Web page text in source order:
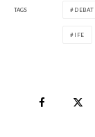
TAGS
IFE